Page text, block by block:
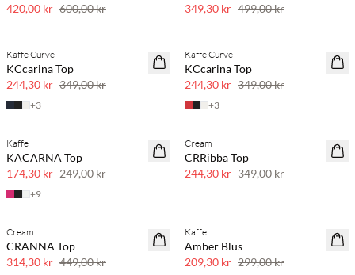
420,00 kr 600,00 kr
349,30 kr 499,00 kr
SAVE20
Kaffe Curve
KCcarina Top
244,30 kr 349,00 kr
+3
SAVE20
Kaffe Curve
KCcarina Top
244,30 kr 349,00 kr
+3
SAVE20
Kaffe
KACARNA Top
174,30 kr 249,00 kr
+9
SAVE20
Cream
CRRibba Top
244,30 kr 349,00 kr
SAVE20
Cream
CRANNA Top
314,30 kr 449,00 kr
SAVE20
Kaffe
Amber Blus
209,30 kr 299,00 kr